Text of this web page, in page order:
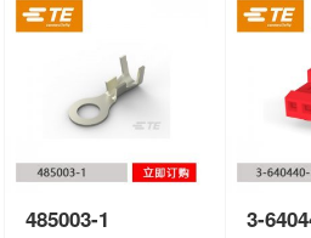
485003-1 3-